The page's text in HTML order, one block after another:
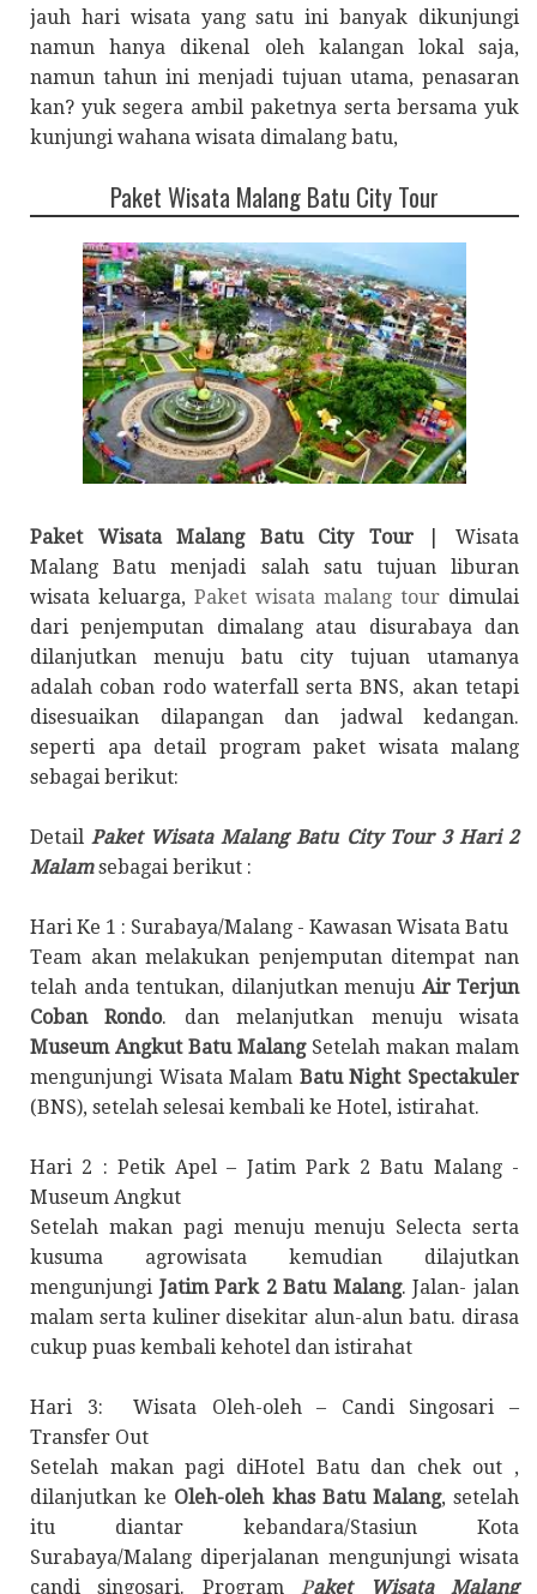
jauh hari wisata yang satu ini banyak dikunjungi
namun hanya dikenal oleh kalangan lokal saja,
namun tahun ini menjadi tujuan utama, penasaran
kan? yuk segera ambil paketnya serta bersama yuk
kunjungi wahana wisata dimalang batu,
Paket Wisata Malang Batu City Tour
Paket Wisata Malang Batu City Tour| Wisata
Malang Batu menjadi salah satu tujuan liburan
wisata keluarga, Paket wisata malang tour dimulai
dari penjemputan dimalang atau disurabaya dan
dilanjutkan menuju batu city tujuan utamanya
adalah coban rodo waterfall serta BNS, akan tetapi
disesuaikan dilapangan dan jadwal kedangan.
seperti apa detail program paket wisata malang
sebagai berikut:
Detail Paket Wisata Malang Batu City Tour 3 Hari 2
Malamsebagai berikut :
Hari Ke 1 : Surabaya/Malang - Kawasan Wisata Batu
Team akan melakukan penjemputan ditempat nan
telah anda tentukan, dilanjutkan menuju Air Terjun
Coban Rondo. dan melanjutkan menuju wisata
Museum Angkut Batu MalangSetelah makan malam
mengunjungi Wisata Malam Batu Night Spectakuler
(BNS), setelah selesai kembali ke Hotel, istirahat.
Hari 2 : Petik Apel – Jatim Park 2 Batu Malang -
Museum Angkut
Setelah makan pagi menuju menuju Selecta serta
kusuma agrowisata kemudian dilajutkan
mengunjungi Jatim Park 2 Batu Malang. Jalan- jalan
malam serta kuliner disekitar alun-alun batu. dirasa
cukup puas kembali kehotel dan istirahat
Hari 3: Wisata Oleh-oleh – Candi Singosari –
Transfer Out
Setelah makan pagi diHotel Batu dan chek out ,
dilanjutkan ke Oleh-oleh khas Batu Malang, setelah
itu diantar kebandara/Stasiun Kota
Surabaya/Malang diperjalanan mengunjungi wisata
candi singosari. Program Paket Wisata Malang